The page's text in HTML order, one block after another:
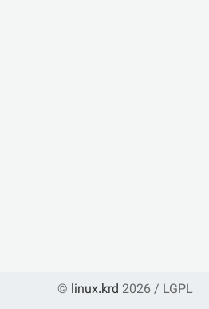
© linux.krd 2026 / LGPL